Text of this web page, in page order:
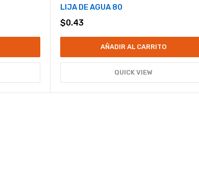
LIJA DE AGUA 80
$0.43
AÑADIR AL CARRITO
QUICK VIEW